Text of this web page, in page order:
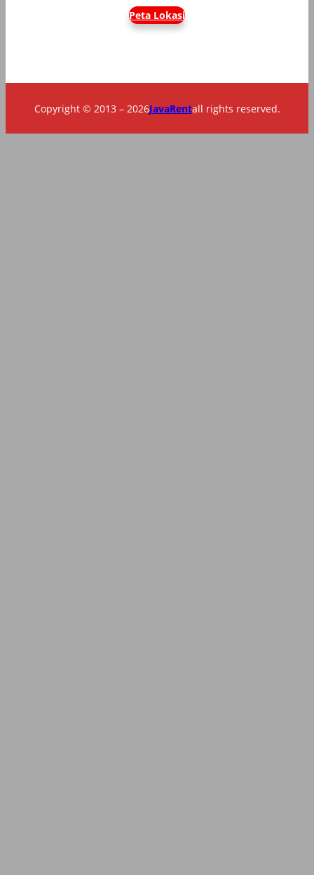
Peta Lokasi
Copyright © 2013 – 2026JavaRentall rights reserved.